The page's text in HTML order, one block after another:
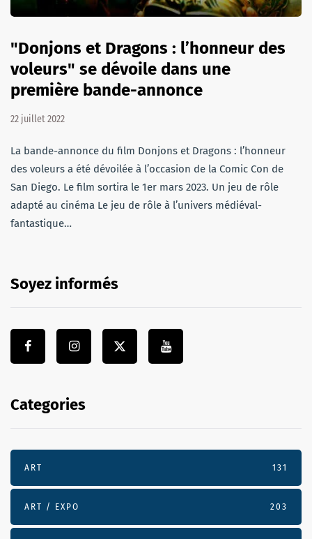
"Donjons et Dragons : l’honneur des
voleurs" se dévoile dans une
première bande-annonce
22 juillet 2022
La bande-annonce du film Donjons et Dragons : l’honneur
des voleurs a été dévoilée à l’occasion de la Comic Con de
San Diego. Le film sortira le 1er mars 2023. Un jeu de rôle
adapté au cinéma Le jeu de rôle à l’univers médiéval-
fantastique…
Soyez informés
Categories
ART 131
ART / EXPO 203